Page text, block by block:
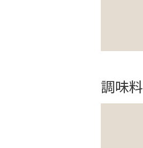
調味料